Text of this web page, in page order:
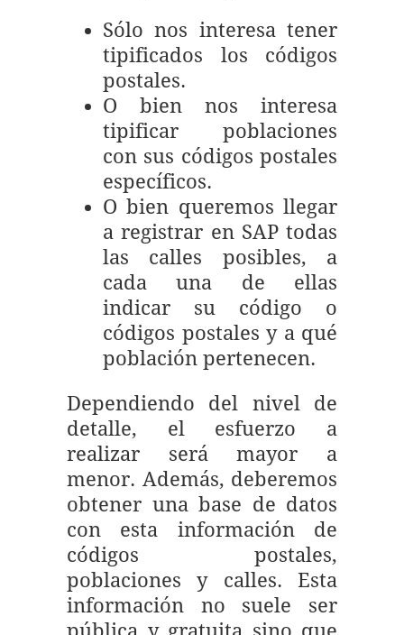
Sólo nos interesa tener
tipificados los códigos
postales.
O bien nos interesa
tipificar poblaciones
con sus códigos postales
específicos.
O bien queremos llegar
a registrar en SAP todas
las calles posibles, a
cada una de ellas
indicar su código o
códigos postales y a qué
población pertenecen.
Dependiendo del nivel de
detalle, el esfuerzo a
realizar será mayor a
menor. Además, deberemos
obtener una base de datos
con esta información de
códigos postales,
poblaciones y calles. Esta
información no suele ser